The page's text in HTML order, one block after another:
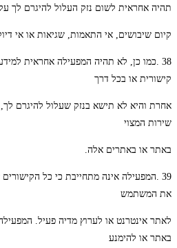
תהיה אחראית לשום נזק העלול להיגרם לך
קיום שיבושים, אי התאמות, שגיאות או אי
38 .כמו כן, לא תהיה המפעילה אחראית
קישורית או בכל דרך
אחרת והיא לא תישא בנזק שעלול להיגרם
שירות המצוי
באתר או באתרים אלה.
39 .המפעילה אינה מתחייבת כי כל
את המשתמש
לאתר אינטרנט או לערוץ מדיה פעיל.
באתר או להימנע